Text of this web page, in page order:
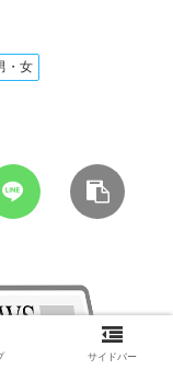
・女
サイドバー